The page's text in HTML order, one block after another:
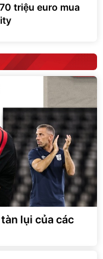
triệu euro mua
lụi của các